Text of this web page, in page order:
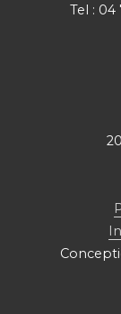
Tel : 04